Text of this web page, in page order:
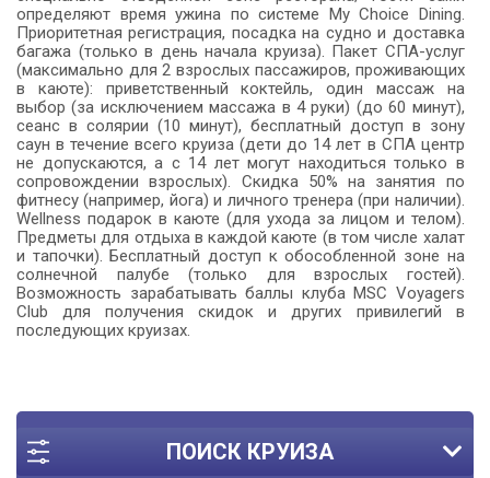
ПОИСК КРУИЗА
определяют время ужина по системе My Choice Dining.
Приоритетная регистрация, посадка на судно и доставка
багажа (только в день начала круиза). Пакет СПА-услуг
(максимально для 2 взрослых пассажиров, проживающих
в каюте): приветственный коктейль, один массаж на
выбор (за исключением массажа в 4 руки) (до 60 минут),
сеанс в солярии (10 минут), бесплатный доступ в зону
саун в течение всего круиза (дети до 14 лет в СПА центр
не допускаются, а с 14 лет могут находиться только в
сопровождении взрослых). Скидка 50% на занятия по
фитнесу (например, йога) и личного тренера (при наличии).
Wellness подарок в каюте (для ухода за лицом и телом).
Предметы для отдыха в каждой каюте (в том числе халат
и тапочки). Бесплатный доступ к обособленной зоне на
солнечной палубе (только для взрослых гостей).
Возможность зарабатывать баллы клуба MSC Voyagers
Club для получения скидок и других привилегий в
последующих круизах.